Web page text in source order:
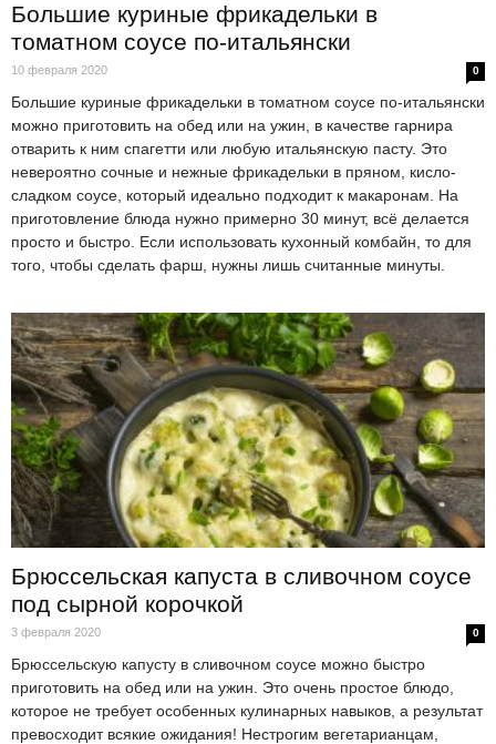
Большие куриные фрикадельки в
томатном соусе по-итальянски
10 февраля 2020 0
Большие куриные фрикадельки в томатном соусе по-итальянски
можно приготовить на обед или на ужин, в качестве гарнира
отварить к ним спагетти или любую итальянскую пасту. Это
невероятно сочные и нежные фрикадельки в пряном, кисло-
сладком соусе, который идеально подходит к макаронам. На
приготовление блюда нужно примерно 30 минут, всё делается
просто и быстро. Если использовать кухонный комбайн, то для
того, чтобы сделать фарш, нужны лишь считанные минуты.
Брюссельская капуста в сливочном соусе
под сырной корочкой
3 февраля 2020 0
Брюссельскую капусту в сливочном соусе можно быстро
приготовить на обед или на ужин. Это очень простое блюдо,
которое не требует особенных кулинарных навыков, а результат
превосходит всякие ожидания! Нестрогим вегетарианцам,